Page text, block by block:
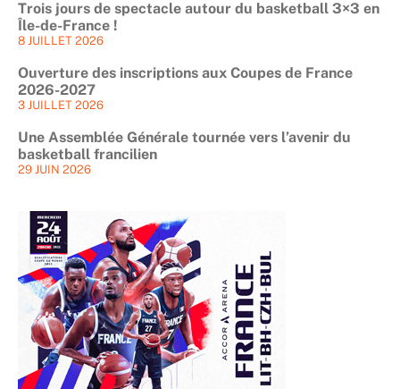
Trois jours de spectacle autour du basketball 3×3 en
Île-de-France !
8 JUILLET 2026
Ouverture des inscriptions aux Coupes de France
2026-2027
3 JUILLET 2026
Une Assemblée Générale tournée vers l’avenir du
basketball francilien
29 JUIN 2026